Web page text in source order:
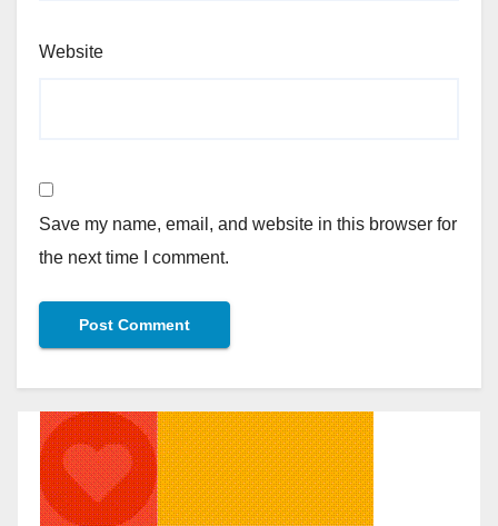
Website
Save my name, email, and website in this browser for
the next time I comment.